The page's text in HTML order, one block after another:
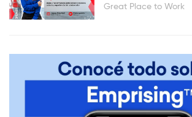
Great Place to Work